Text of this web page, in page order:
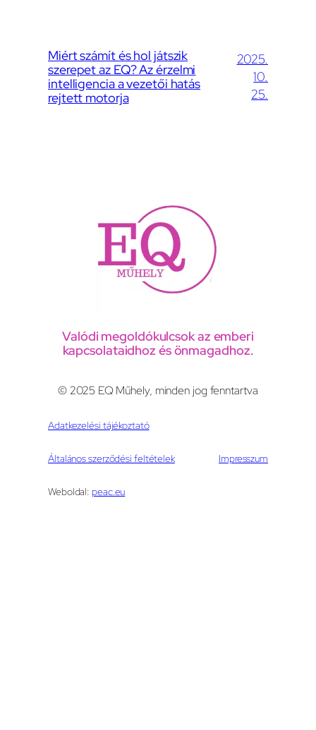
Miért számít és hol játszik
szerepet az EQ? Az érzelmi
intelligencia a vezetői hatás
rejtett motorja
2025.
10.
25.
Valódi megoldókulcsok az emberi
kapcsolataidhoz és önmagadhoz.
© 2025 EQ Műhely, minden jog fenntartva
Adatkezelési tájékoztató
Általános szerződési feltételek Impresszum
Weboldal: peac.eu